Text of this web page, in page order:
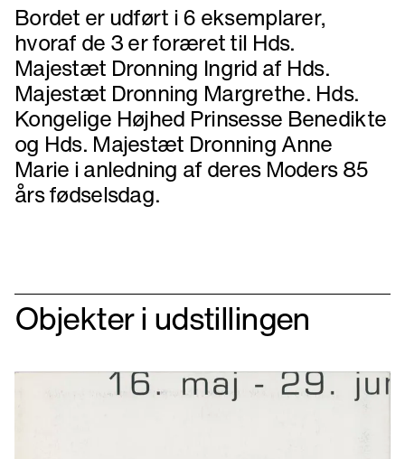
Bordet er udført i 6 eksemplarer,
hvoraf de 3 er foræret til Hds.
Majestæt Dronning Ingrid af Hds.
Majestæt Dronning Margrethe. Hds.
Kongelige Højhed Prinsesse Benedikte
og Hds. Majestæt Dronning Anne
Marie i anledning af deres Moders 85
års fødselsdag.
Objekter i udstillingen